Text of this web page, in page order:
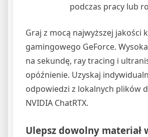
podczas pracy lub
Graj z mocą najwyższej jakości
gamingowego GeForce.
na sekundę, ray tracing i
opóźnienie. Uzyskaj
odpowiedzi z lokalnych plików
NVIDIA ChatRTX.
Ulepsz dowolny materiał